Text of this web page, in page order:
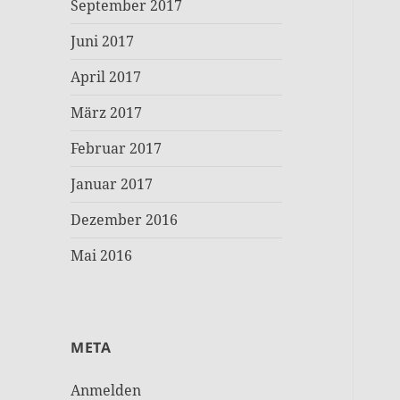
September 2017
Juni 2017
April 2017
März 2017
Februar 2017
Januar 2017
Dezember 2016
Mai 2016
META
Anmelden